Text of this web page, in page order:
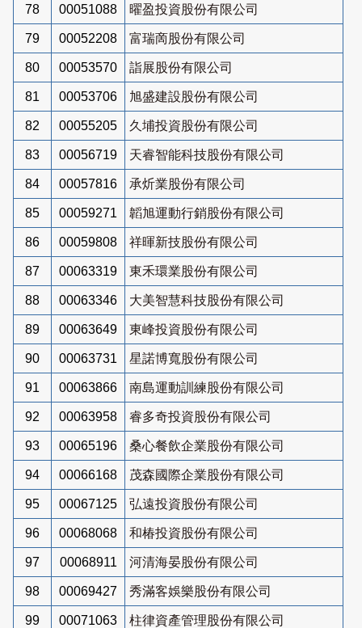
78 00051088 曜盈投資股份有限公司
79 00052208 富瑞啇股份有限公司
80 00053570 詣展股份有限公司
81 00053706 旭盛建設股份有限公司
82 00055205 久埔投資股份有限公司
83 00056719 天睿智能科技股份有限公司
84 00057816 承炘業股份有限公司
85 00059271 韜旭運動行銷股份有限公司
86 00059808 祥暉新技股份有限公司
87 00063319 東禾環業股份有限公司
88 00063346 大美智慧科技股份有限公司
89 00063649 東峰投資股份有限公司
90 00063731 星諾博寬股份有限公司
91 00063866 南島運動訓練股份有限公司
92 00063958 睿多奇投資股份有限公司
93 00065196 桑心餐飲企業股份有限公司
94 00066168 茂森國際企業股份有限公司
95 00067125 弘遠投資股份有限公司
96 00068068 和椿投資股份有限公司
97 00068911 河清海晏股份有限公司
98 00069427 秀滿客娛樂股份有限公司
99 00071063 柱律資產管理股份有限公司